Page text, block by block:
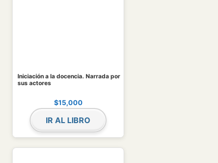
Iniciación a la docencia. Narrada por
sus actores
$15,000
IR AL LIBRO